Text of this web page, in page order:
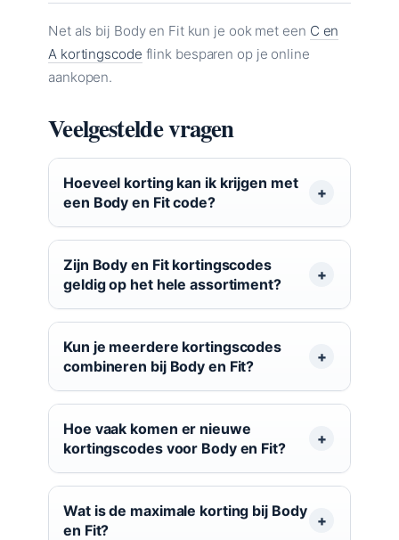
Net als bij Body en Fit kun je ook met een C en
A kortingscode flink besparen op je online
aankopen.
Veelgestelde vragen
Hoeveel korting kan ik krijgen met
een Body en Fit code?
Zijn Body en Fit kortingscodes
geldig op het hele assortiment?
Kun je meerdere kortingscodes
combineren bij Body en Fit?
Hoe vaak komen er nieuwe
kortingscodes voor Body en Fit?
Wat is de maximale korting bij Body
en Fit?